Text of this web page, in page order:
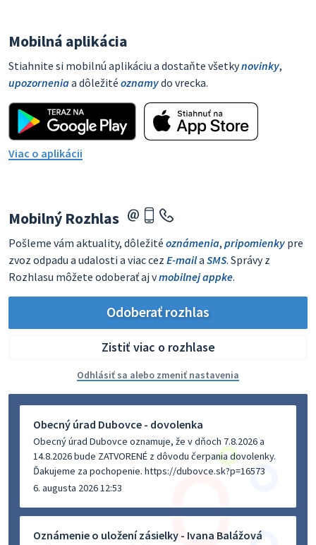
Mobilná aplikácia
Stiahnite si mobilnú aplikáciu a dostaňte všetkynovinky,
upozorneniaa dôležité oznamydo vrecka.
Viac o aplikácii
Mobilný Rozhlas
Pošleme vám aktuality, dôležité oznámenia, pripomienky pre
zvoz odpadu a udalosti a viac cez E-maila SMS. Správy z
Rozhlasu môžete odoberať aj vmobilnej appke.
Odoberať rozhlas
Zistiť viac o rozhlase
Odhlásiť sa alebo zmeniť nastavenia
Obecný úrad Dubovce - dovolenka
Obecný úrad Dubovce oznamuje, že v dňoch 7.8.2026 a
14.8.2026 bude ZATVORENÉ z dôvodu čerpania dovolenky.
Ďakujeme za pochopenie. https://dubovce.sk?p=16573
6. augusta 2026 12:53
Oznámenie o uložení zásielky - Ivana Balážová